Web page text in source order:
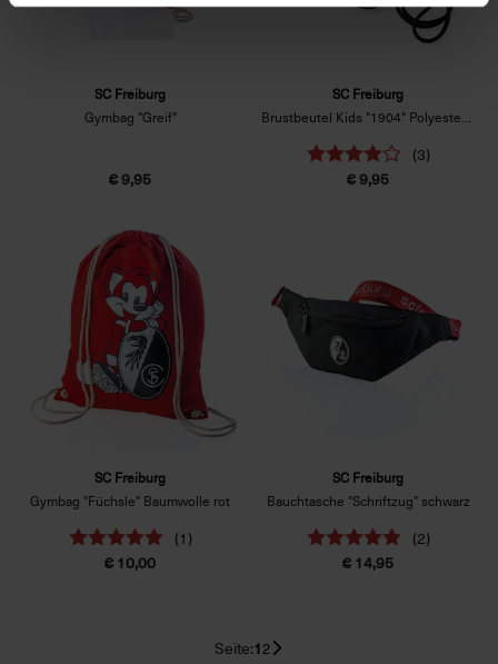
SC Freiburg
Gymbag "Greif"
€ 9,95
SC Freiburg
Brustbeutel Kids "1904" Polyester Schwarz
(3)
€ 9,95
SC Freiburg
Gymbag "Füchsle" Baumwolle rot
(1)
€ 10,00
SC Freiburg
Bauchtasche "Schriftzug" schwarz
(2)
€ 14,95
Seite:12